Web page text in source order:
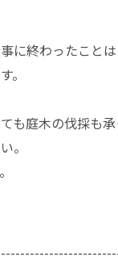
に終わったこと
。
も庭木の伐採も
。